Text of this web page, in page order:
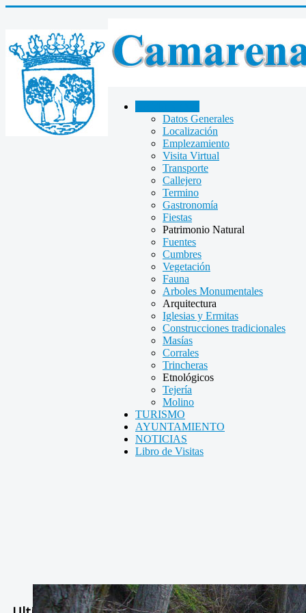
Datos Generales
Localización
Emplezamiento
Visita Virtual
Transporte
Callejero
Termino
Gastronomía
Fiestas
Patrimonio Natural
Fuentes
Cumbres
Vegetación
Fauna
Arboles Monumentales
Arquitectura
Iglesias y Ermitas
Construcciones tradicionales
Masías
Corrales
Trincheras
Etnológicos
Tejería
Molino
TURISMO
AYUNTAMIENTO
NOTICIAS
Libro de Visitas